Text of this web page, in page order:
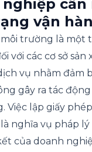
nghiệp
vận
trường là một
với các cơ sở sản
vụ nhằm đảm
gây ra tác
Việc lập giấy
nghĩa vụ pháp
của doanh